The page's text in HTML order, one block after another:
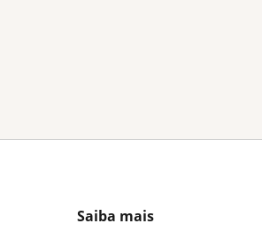
Saiba mais